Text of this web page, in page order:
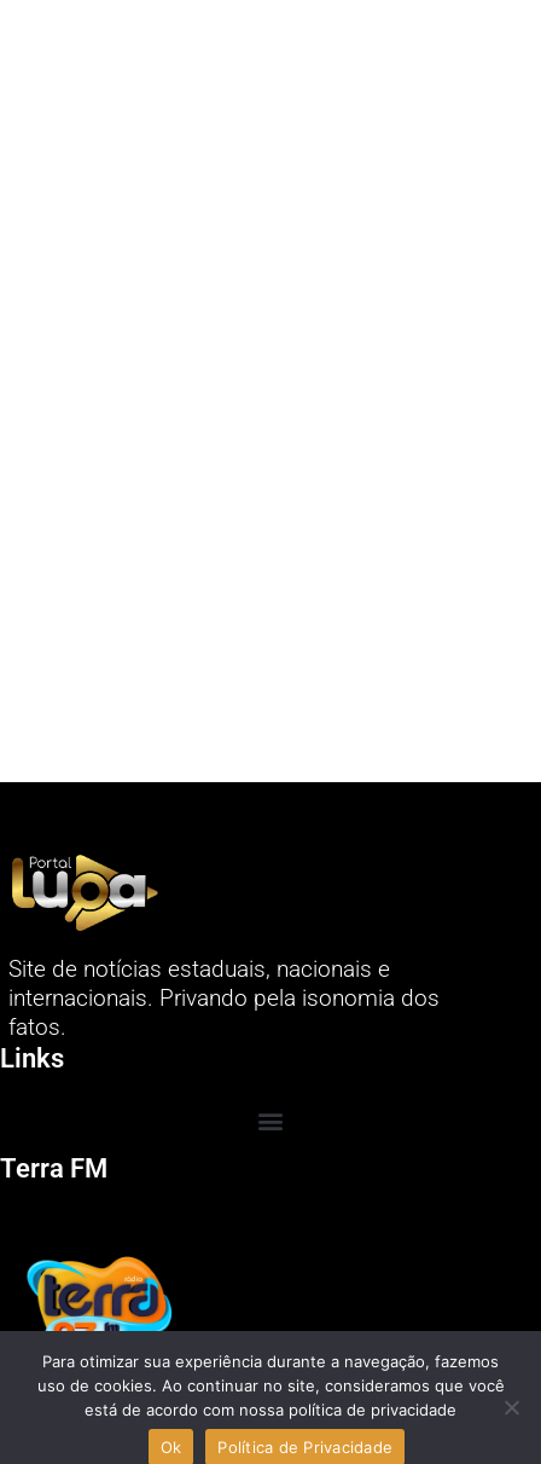
Site de notícias estaduais, nacionais e
internacionais. Privando pela isonomia dos
fatos.
Links
Terra FM
Para otimizar sua experiência durante a navegação, fazemos
uso de cookies. Ao continuar no site, consideramos que você
está de acordo com nossa política de privacidade
Ok
Política de Privacidade